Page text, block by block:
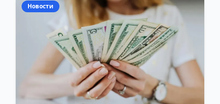
Новости